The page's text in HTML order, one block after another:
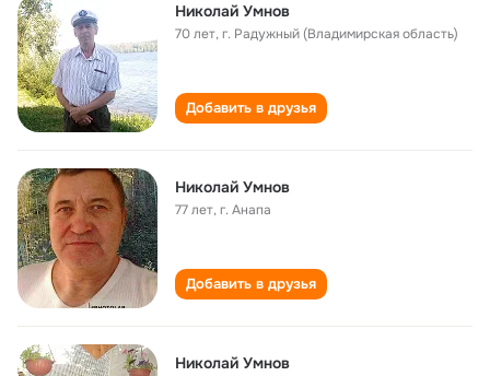
Николай Умнов
70 лет,г. Радужный (Владимирская область)
Добавить в друзья
Николай Умнов
77 лет,г. Анапа
Добавить в друзья
Николай Умнов